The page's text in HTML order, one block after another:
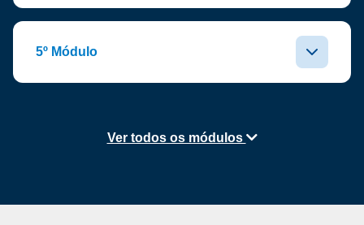
5º Módulo
Ver todos os módulos